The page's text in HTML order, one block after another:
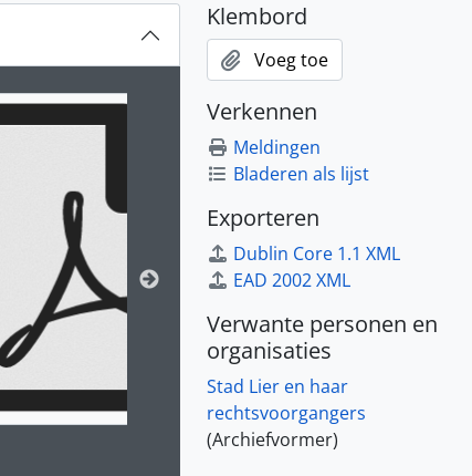
displayed in the following carousel. Clicking any
Klembord
Voeg toe
Verkennen
Meldingen
Bladeren als lijst
Exporteren
Dublin Core 1.1 XML
EAD 2002 XML
Verwante personen en
organisaties
Stad Lier en haar
rechtsvoorgangers
(Archiefvormer)